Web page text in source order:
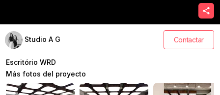
Studio A G Contactar
Escritório WRD
Más fotos del proyecto